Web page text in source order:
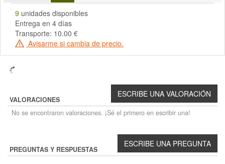
9 unidades disponibles
Entrega en 4 días
Transporte: 10.00 €
Avisarme si cambia de precio.
VALORACIONES
No se encontraron valoraciones. ¡Sé el primero en escribir una!
PREGUNTAS Y RESPUESTAS